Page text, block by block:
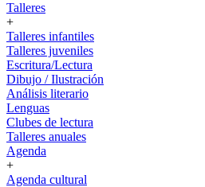
Talleres
+
Talleres infantiles
Talleres juveniles
Escritura/Lectura
Dibujo / Ilustración
Análisis literario
Lenguas
Clubes de lectura
Talleres anuales
Agenda
+
Agenda cultural